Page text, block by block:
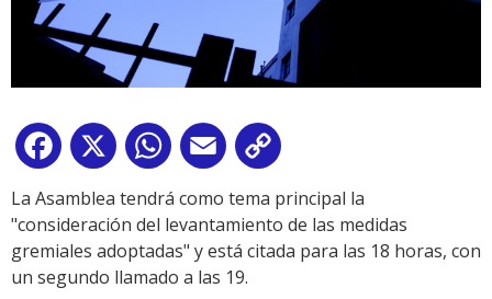
Facebook
X WhatsApp
Email
Link
La Asamblea tendrá como tema principal la
"consideración del levantamiento de las medidas
gremiales adoptadas" y está citada para las 18 horas, con
un segundo llamado a las 19.